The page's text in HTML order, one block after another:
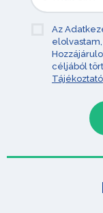
Az
céljából
Tájékoztató